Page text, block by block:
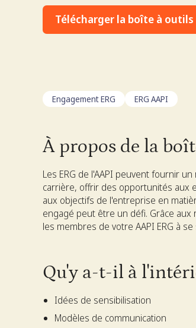
Télécharger la boîte à outils
Engagement ERG ERG AAPI
À propos de la
Les ERG de l'AAPI peuvent fournir
carrière, offrir des opportunités aux
aux objectifs de l'entreprise en
engagé peut être un défi. Grâce
les membres de votre AAPI ERG à
Qu'y a-t-il à
Idées de sensibilisation
Modèles de communication